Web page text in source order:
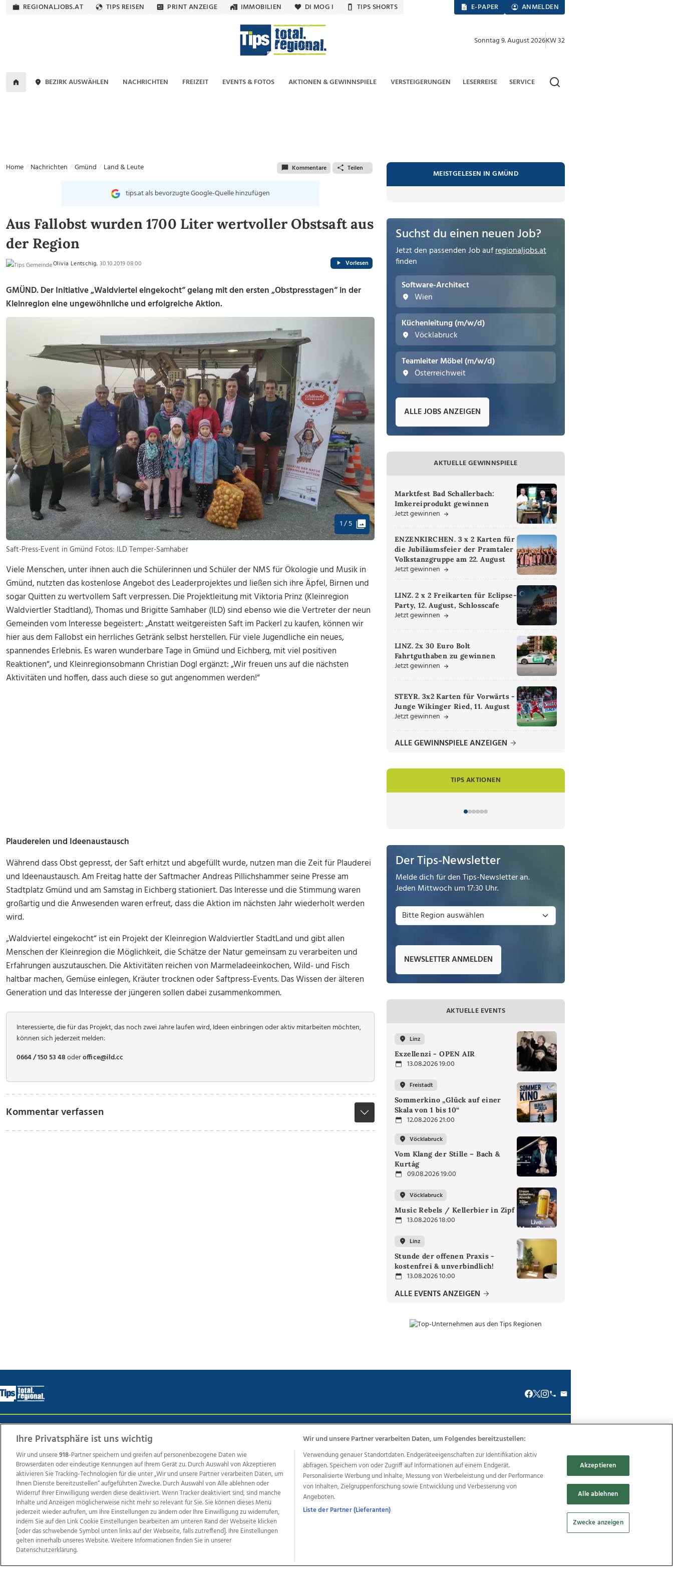
REGIONALJOBS.AT TIPS REISEN PRINT ANZEIGE IMMOBILIEN DI MOG I TIPS SHORTS E-PAPER ANMELDEN
Sonntag 9. August 2026KW 32
BEZIRK AUSWÄHLEN NACHRICHTEN FREIZEIT EVENTS & FOTOS AKTIONEN & GEWINNSPIELE VERSTEIGERUNGEN LESERREISE SERVICE
Home Nachrichten Gmünd Land & Leute Kommentare Teilen
tips.at als bevorzugte Google-Quelle hinzufügen
Aus Fallobst wurden 1700 Liter wertvoller Obstsaft aus
der Region
Olivia Lentschig, 30.10.2019 08:00 Vorlesen
GMÜND. Der Initiative „Waldviertel eingekocht“ gelang mit den ersten „Obstpresstagen“ in der
Kleinregion eine ungewöhnliche und erfolgreiche Aktion.
1 / 5
Saft-Press-Event in Gmünd Fotos: ILD Temper-Samhaber
Viele Menschen, unter ihnen auch die Schülerinnen und Schüler der NMS für Ökologie und Musik in
Gmünd, nutzten das kostenlose Angebot des Leaderprojektes und ließen sich ihre Äpfel, Birnen und
sogar Quitten zu wertvollem Saft verpressen. Die Projektleitung mit Viktoria Prinz (Kleinregion
Waldviertler Stadtland), Thomas und Brigitte Samhaber (ILD) sind ebenso wie die Vertreter der neun
Gemeinden vom Interesse begeistert: „Anstatt weitgereisten Saft im Packerl zu kaufen, können wir
hier aus dem Fallobst ein herrliches Getränk selbst herstellen. Für viele Jugendliche ein neues,
spannendes Erlebnis. Es waren wunderbare Tage in Gmünd und Eichberg, mit viel positiven
Reaktionen“, und Kleinregionsobmann Christian Dogl ergänzt: „Wir freuen uns auf die nächsten
Aktivitäten und hoffen, dass auch diese so gut angenommen werden!“
Plaudereien und Ideenaustausch
Während dass Obst gepresst, der Saft erhitzt und abgefüllt wurde, nutzen man die Zeit für Plauderei
und Ideenaustausch. Am Freitag hatte der Saftmacher Andreas Pillichshammer seine Presse am
Stadtplatz Gmünd und am Samstag in Eichberg stationiert. Das Interesse und die Stimmung waren
großartig und die Anwesenden waren erfreut, dass die Aktion im nächsten Jahr wiederholt werden
wird.
„Waldviertel eingekocht“ ist ein Projekt der Kleinregion Waldviertler StadtLand und gibt allen
Menschen der Kleinregion die Möglichkeit, die Schätze der Natur gemeinsam zu verarbeiten und
Erfahrungen auszutauschen. Die Aktivitäten reichen von Marmeladeeinkochen, Wild- und Fisch
haltbar machen, Gemüse einlegen, Kräuter trocknen oder Saftpress-Events. Das Wissen der älteren
Generation und das Interesse der jüngeren sollen dabei zusammenkommen.
Interessierte, die für das Projekt, das noch zwei Jahre laufen wird, Ideen einbringen oder aktiv mitarbeiten möchten,
können sich jederzeit melden:
0664 / 150 53 48oderoffice@ild.cc
Kommentar verfassen
MEISTGELESEN IN GMÜND
Suchst du einen neuen Job?
Jetzt den passenden Job aufregionaljobs.at
finden
Software-Architect
Wien
Küchenleitung (m/w/d)
Vöcklabruck
Teamleiter Möbel (m/w/d)
Österreichweit
ALLE JOBS ANZEIGEN
AKTUELLE GEWINNSPIELE
Marktfest Bad Schallerbach:
Imkereiprodukt gewinnen
Jetzt gewinnen
ENZENKIRCHEN. 3 x 2 Karten für
die Jubiläumsfeier der Pramtaler
Volkstanzgruppe am 22. August
Jetzt gewinnen
LINZ. 2 x 2 Freikarten für Eclipse-
Party, 12. August, Schlosscafe
Jetzt gewinnen
LINZ. 2x 30 Euro Bolt
Fahrtguthaben zu gewinnen
Jetzt gewinnen
STEYR. 3x2 Karten für Vorwärts -
Junge Wikinger Ried, 11. August
Jetzt gewinnen
ALLE GEWINNSPIELE ANZEIGEN
TIPS AKTIONEN
Der Tips-Newsletter
Melde dich für den Tips-Newsletter an.
Jeden Mittwoch um 17:30 Uhr.
NEWSLETTER ANMELDEN
AKTUELLE EVENTS
Linz
Exzellenzi - OPEN AIR
13.08.2026 19:00
Freistadt
Sommerkino „Glück auf einer
Skala von 1 bis 10“
12.08.2026 21:00
Vöcklabruck
Vom Klang der Stille – Bach &
Kurtág
09.08.2026 19:00
Vöcklabruck
Music Rebels / Kellerbier in Zipf
13.08.2026 18:00
Linz
Stunde der offenen Praxis -
kostenfrei & unverbindlich!
13.08.2026 10:00
ALLE EVENTS ANZEIGEN
Wir über uns Mediadaten Kontakt AGB Anzeigekunden AGB Website Ehrenkodex Politische Werbung
Weitere Angebote des Medienhauses Wimmer
TV1 di-mog-i.at OÖNow Ischler Woche Life Radio OÖNachrichten OÖN Immobilien OÖN Karriere OÖN Reise
Promenaden Galerien
Regionaljobs
wasistlos.at wirtrauern.at
Copyrights © 2026 Tips Zeitungs GmbH & Co KG
Ihre Privatsphäre ist uns wichtig
Wir und unsere918-Partner speichern und greifen auf personenbezogene Daten wie
Browserdaten oder eindeutige Kennungen auf Ihrem Gerät zu. Durch Auswahl von Akzeptieren
aktivieren Sie Tracking-Technologien für die unter „Wir und unsere Partner verarbeiten Daten, um
Ihnen Dienste bereitzustellen“ aufgeführten Zwecke. Durch Auswahl von Alle ablehnen oder
Widerruf Ihrer Einwilligung werden diese deaktiviert. Wenn Tracker deaktiviert sind, sind manche
Inhalte und Anzeigen möglicherweise nicht mehr so relevant für Sie. Sie können dieses Menü
jederzeit wieder aufrufen, um Ihre Einstellungen zu ändern oder Ihre Einwilligung zu widerrufen,
indem Sie auf den Link Cookie Einstellungen bearbeiten am unteren Rand der Webseite klicken
[oder das schwebende Symbol unten links auf der Webseite, falls zutreffend]. Ihre Einstellungen
gelten innerhalb unseres Website. Weitere Informationen finden Sie in unserer
Datenschutzerklärung.
Wir und unsere Partner verarbeiten Daten, um Folgendes bereitzustellen:
Verwendung genauer Standortdaten. Endgeräteeigenschaften zur Identifikation aktiv
abfragen. Speichern von oder Zugriff auf Informationen auf einem Endgerät.
Personalisierte Werbung und Inhalte, Messung von Werbeleistung und der Performance
von Inhalten, Zielgruppenforschung sowie Entwicklung und Verbesserung von
Angeboten.
Liste der Partner (Lieferanten)
Akzeptieren
Alle ablehnen
Zwecke anzeigen